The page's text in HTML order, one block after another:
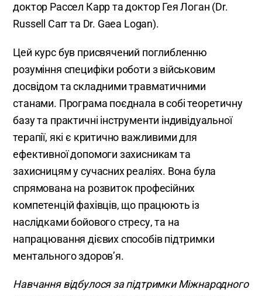
доктор Рассел Карр та доктор Гея Логан (Dr.
Russell Carr та Dr. Gaea Logan).
Цей курс був присвячений поглибленню
розуміння специфіки роботи з військовим
досвідом та складними травматичними
станами. Програма поєднала в собі теоретичну
базу та практичні інструменти індивідуальної
терапії, які є критично важливими для
ефективної допомоги захисникам та
захисницям у сучасних реаліях. Вона була
спрямована на розвиток професійних
компетенцій фахівців, що працюють із
наслідками бойового стресу, та на
напрацювання дієвих способів підтримки
ментального здоров’я.
Навчання відбулося за підтримки Міжнародного